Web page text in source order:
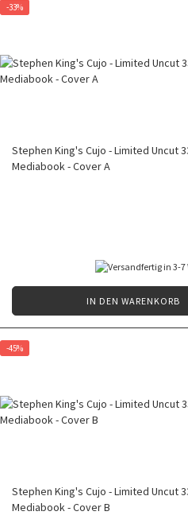
-33%
Stephen King's Cujo - Limited Uncut
Mediabook - Cover A
IN DEN WARENKORB
-45%
Stephen King's Cujo - Limited Uncut
Mediabook - Cover B